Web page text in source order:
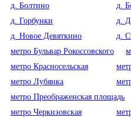
д. Болтино
д.
д. Горбунки
д.
д. Новое Девяткино
д.
метро Бульвар Рокоссовского
метро Красносельская
метро Лубянка
метро Преображенская площадь
метро Черкизовская